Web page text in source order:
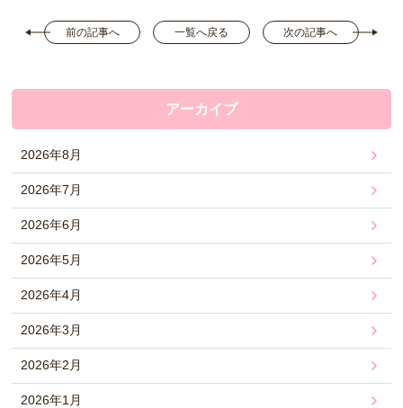
前の記事へ 一覧へ戻る 次の記事へ
アーカイブ
2026年8月
2026年7月
2026年6月
2026年5月
2026年4月
2026年3月
2026年2月
2026年1月